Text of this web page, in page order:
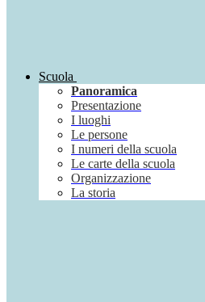
Scuola
Panoramica
Presentazione
I luoghi
Le persone
I numeri della scuola
Le carte della scuola
Organizzazione
La storia